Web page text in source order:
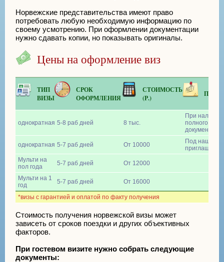
Норвежские представительства имеют право
потребовать любую необходимую информацию по
своему усмотрению. При оформлении документации
нужно сдавать копии, но показывать оригиналы.
Цены на оформление виз
ТИП
ВИЗЫ
СРОК
ОФОРМЛЕНИЯ
СТОИМОСТЬ
(Р.)
*визы с гарантией и оплатой по факту получения
однократная 5-8 раб дней 8 тыс.
При наличии
полного
документов
однократная 5-7 раб дней От 10000
Под наше
приглашение
Мульти на
пол года
5-7 раб дней От 12000
Мульти на 1
год
5-7 раб дней От 16000
Стоимость получения норвежской визы может
зависеть от сроков поездки и других объективных
факторов.
При гостевом визите нужно собрать следующие
документы: